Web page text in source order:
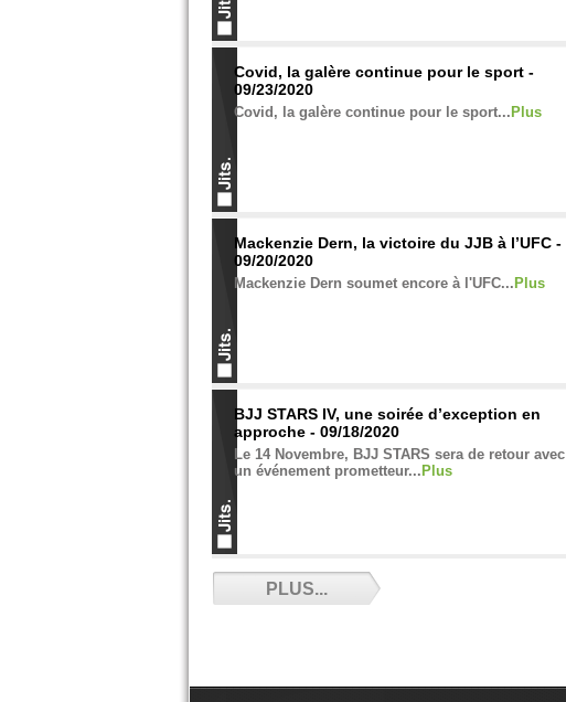
Covid, la galère continue pour le sport -
09/23/2020
Covid, la galère continue pour le sport... Plus
Mackenzie Dern, la victoire du JJB à l’UFC -
09/20/2020
Mackenzie Dern soumet encore à l'UFC... Plus
BJJ STARS IV, une soirée d’exception en
approche - 09/18/2020
Le 14 Novembre, BJJ STARS sera de retour avec
un événement prometteur... Plus
Respirez Jiu-Jitsu avec Thiago Goiabeira -
09/18/2020
PLUS...